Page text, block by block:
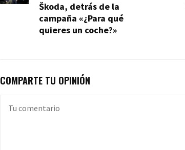
Škoda, detrás de la
campaña «¿Para qué
quieres un coche?»
COMPARTE TU OPINIÓN